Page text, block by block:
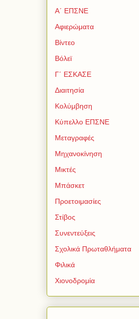
Α΄ ΕΠΣΝΕ
Αφιερώματα
Βίντεο
Βόλεϊ
Γ΄ ΕΣΚΑΣΕ
Διαιτησία
Κολύμβηση
Κύπελλο ΕΠΣΝΕ
Μεταγραφές
Μηχανοκίνηση
Μικτές
Μπάσκετ
Προετοιμασίες
Στίβος
Συνεντεύξεις
Σχολικά Πρωταθλήματα
Φιλικά
Χιονοδρομία